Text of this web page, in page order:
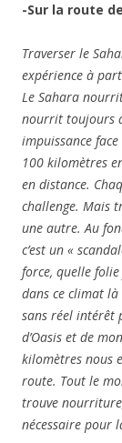
-Sur la route
Traverser le
expérience à
Le Sahara
nourrit toujours
impuissance
100 kilomètres
en distance.
challenge. Mais
une autre. Au
c’est un «
force, quelle
dans ce climat là
sans réel intérêt
d’Oasis et de
kilomètres nous
route. Tout le
trouve
nécessaire pour